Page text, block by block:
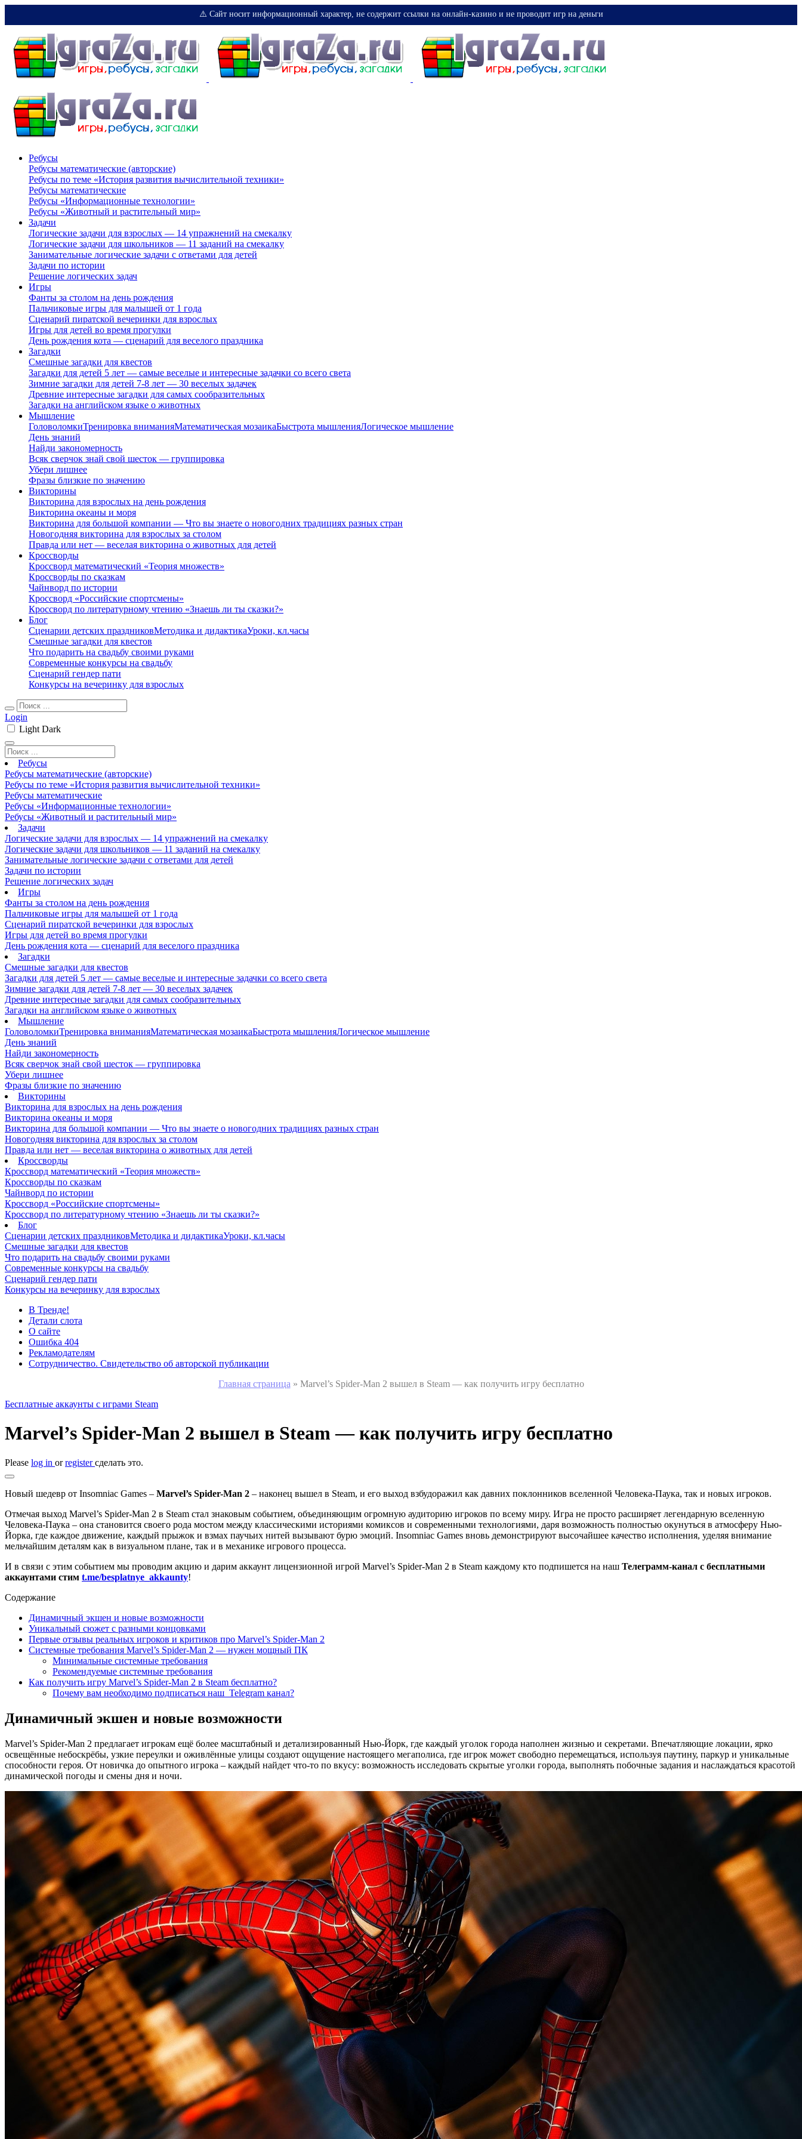
⚠️ Сайт носит информационный характер, не содержит ссылки на онлайн-казино и не проводит игр на деньги
Ребусы
Ребусы математические (авторские)
Ребусы по теме «История развития вычислительной техники»
Ребусы математические
Ребусы «Информационные технологии»
Ребусы «Животный и растительный мир»
Задачи
Логические задачи для взрослых — 14 упражнений на смекалку
Логические задачи для школьников — 11 заданий на смекалку
Занимательные логические задачи с ответами для детей
Задачи по истории
Решение логических задач
Игры
Фанты за столом на день рождения
Пальчиковые игры для малышей от 1 года
Сценарий пиратской вечеринки для взрослых
Игры для детей во время прогулки
День рождения кота — сценарий для веселого праздника
Загадки
Смешные загадки для квестов
Загадки для детей 5 лет — самые веселые и интересные задачки со всего света
Зимние загадки для детей 7-8 лет — 30 веселых задачек
Древние интересные загадки для самых сообразительных
Загадки на английском языке о животных
Мышление
ГоловоломкиТренировка вниманияМатематическая мозаикаБыстрота мышленияЛогическое мышление
День знаний
Найди закономерность
Всяк сверчок знай свой шесток — группировка
Убери лишнее
Фразы близкие по значению
Викторины
Викторина для взрослых на день рождения
Викторина океаны и моря
Викторина для большой компании — Что вы знаете о новогодних традициях разных стран
Новогодняя викторина для взрослых за столом
Правда или нет — веселая викторина о животных для детей
Кроссворды
Кроссворд математический «Теория множеств»
Кроссворды по сказкам
Чайнворд по истории
Кроссворд «Российские спортсмены»
Кроссворд по литературному чтению «Знаешь ли ты сказки?»
Блог
Сценарии детских праздниковМетодика и дидактикаУроки, кл.часы
Смешные загадки для квестов
Что подарить на свадьбу своими руками
Современные конкурсы на свадьбу
Сценарий гендер пати
Конкурсы на вечеринку для взрослых
Login
Light Dark
Ребусы
Ребусы математические (авторские)
Ребусы по теме «История развития вычислительной техники»
Ребусы математические
Ребусы «Информационные технологии»
Ребусы «Животный и растительный мир»
Задачи
Логические задачи для взрослых — 14 упражнений на смекалку
Логические задачи для школьников — 11 заданий на смекалку
Занимательные логические задачи с ответами для детей
Задачи по истории
Решение логических задач
Игры
Фанты за столом на день рождения
Пальчиковые игры для малышей от 1 года
Сценарий пиратской вечеринки для взрослых
Игры для детей во время прогулки
День рождения кота — сценарий для веселого праздника
Загадки
Смешные загадки для квестов
Загадки для детей 5 лет — самые веселые и интересные задачки со всего света
Зимние загадки для детей 7-8 лет — 30 веселых задачек
Древние интересные загадки для самых сообразительных
Загадки на английском языке о животных
Мышление
ГоловоломкиТренировка вниманияМатематическая мозаикаБыстрота мышленияЛогическое мышление
День знаний
Найди закономерность
Всяк сверчок знай свой шесток — группировка
Убери лишнее
Фразы близкие по значению
Викторины
Викторина для взрослых на день рождения
Викторина океаны и моря
Викторина для большой компании — Что вы знаете о новогодних традициях разных стран
Новогодняя викторина для взрослых за столом
Правда или нет — веселая викторина о животных для детей
Кроссворды
Кроссворд математический «Теория множеств»
Кроссворды по сказкам
Чайнворд по истории
Кроссворд «Российские спортсмены»
Кроссворд по литературному чтению «Знаешь ли ты сказки?»
Блог
Сценарии детских праздниковМетодика и дидактикаУроки, кл.часы
Смешные загадки для квестов
Что подарить на свадьбу своими руками
Современные конкурсы на свадьбу
Сценарий гендер пати
Конкурсы на вечеринку для взрослых
В Тренде!
Детали слота
О сайте
Ошибка 404
Рекламодателям
Сотрудничество. Свидетельство об авторской публикации
Главная страница » Marvel’s Spider-Man 2 вышел в Steam — как получить игру бесплатно
Бесплатные аккаунты с играми Steam
Marvel’s Spider-Man 2 вышел в Steam — как получить игру бесплатно
Please log in orregisterсделать это.
Новый шедевр от Insomniac Games – Marvel’s Spider-Man 2 – наконец вышел в Steam, и его выход взбудоражил как давних поклонников вселенной Человека-Паука, так и новых игроков.
Отмечая выход Marvel’s Spider-Man 2 в Steam стал знаковым событием, объединяющим огромную аудиторию игроков по всему миру. Игра не просто расширяет легендарную вселенную
Человека-Паука – она становится своего рода мостом между классическими историями комиксов и современными технологиями, даря возможность полностью окунуться в атмосферу Нью-
Йорка, где каждое движение, каждый прыжок и взмах паучьих нитей вызывают бурю эмоций. Insomniac Games вновь демонстрируют высочайшее качество исполнения, уделяя внимание
мельчайшим деталям как в визуальном плане, так и в механике игрового процесса.
И в связи с этим событием мы проводим акцию и дарим аккаунт лицензионной игрой Marvel’s Spider-Man 2 в Steam каждому кто подпишется на наш Телеграмм-канал с бесплатными
аккаунтами стим t.me/besplatnye_akkaunty!
Содержание
Динамичный экшен и новые возможности
Уникальный сюжет с разными концовками
Первые отзывы реальных игроков и критиков про Marvel’s Spider-Man 2
Системные требования Marvel’s Spider-Man 2 — нужен мощный ПК
Минимальные системные требования
Рекомендуемые системные требования
Как получить игру Marvel’s Spider-Man 2 в Steam бесплатно?
Почему вам необходимо подписаться наш Telegram канал?
Динамичный экшен и новые возможности
Marvel’s Spider-Man 2 предлагает игрокам ещё более масштабный и детализированный Нью-Йорк, где каждый уголок города наполнен жизнью и секретами. Впечатляющие локации, ярко
освещённые небоскрёбы, узкие переулки и оживлённые улицы создают ощущение настоящего мегаполиса, где игрок может свободно перемещаться, используя паутину, паркур и уникальные
способности героя. От новичка до опытного игрока – каждый найдет что-то по вкусу: возможность исследовать скрытые уголки города, выполнять побочные задания и наслаждаться красотой
динамической погоды и смены дня и ночи.